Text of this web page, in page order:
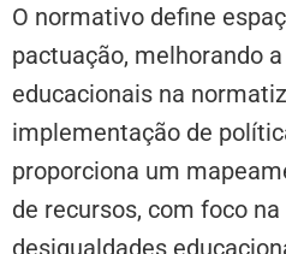
O normativo define
pactuação, melhorando
educacionais na
implementação de
proporciona um
de recursos, com foco
desigualdades